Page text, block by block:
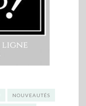
NOUVEAUTÉS